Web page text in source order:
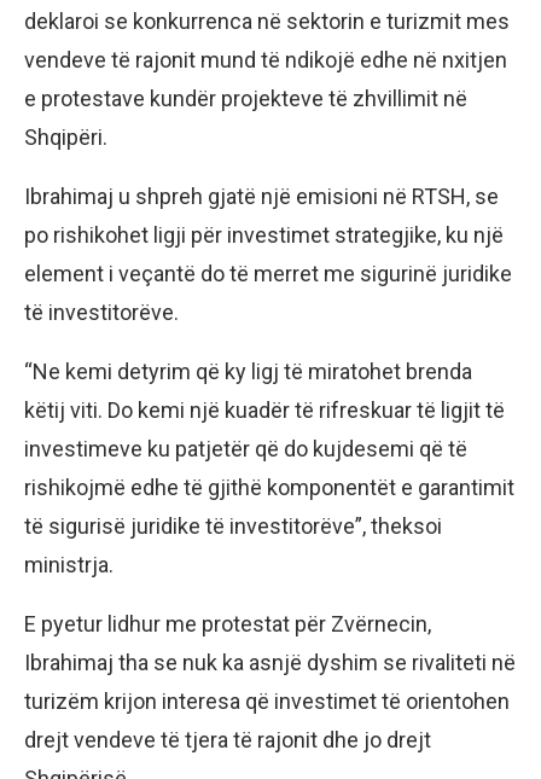
deklaroi se konkurrenca në sektorin e turizmit mes
vendeve të rajonit mund të ndikojë edhe në nxitjen
e protestave kundër projekteve të zhvillimit në
Shqipëri.
Ibrahimaj u shpreh gjatë një emisioni në RTSH, se
po rishikohet ligji për investimet strategjike, ku një
element i veçantë do të merret me sigurinë juridike
të investitorëve.
“Ne kemi detyrim që ky ligj të miratohet brenda
këtij viti. Do kemi një kuadër të rifreskuar të ligjit të
investimeve ku patjetër që do kujdesemi që të
rishikojmë edhe të gjithë komponentët e garantimit
të sigurisë juridike të investitorëve”, theksoi
ministrja.
E pyetur lidhur me protestat për Zvërnecin,
Ibrahimaj tha se nuk ka asnjë dyshim se rivaliteti në
turizëm krijon interesa që investimet të orientohen
drejt vendeve të tjera të rajonit dhe jo drejt